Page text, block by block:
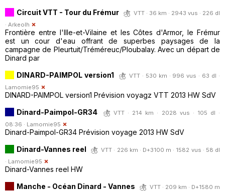
Circuit VTT - Tour du Frémur
VTT · 36 km · 2943 vus · 226 dl
· Arkeolh
Frontière entre l'Ille-et-Vilaine et les Côtes d'Armor, le Frémur
est un cour d'eau offrant de superbes paysages de la
campagne de Pleurtuit/Tréméreuc/Ploubalay. Avec un départ de
Dinard par
DINARD-PAIMPOL version1
VTT · 530 km · 996 vus · 63 dl ·
Lamomie95
DINARD-PAIMPOL version1 Prévision voyagz VTT 2013 HW SdV
Dinard-Paimpol-GR34
VTT · 214 km · 2028 vus · 105 dl ·
08:36 · Lamomie95
Dinard-Paimpol-GR34 Prévision voyage 2013 HW SdV
Dinard-Vannes reel
VTT · 226 km · D+3100 m · 1582 vus · 58 dl
· Lamomie95
Dinard-Vannes reel HW
Manche - Océan Dinard - Vannes
VTT · 209 km · D+1580 m